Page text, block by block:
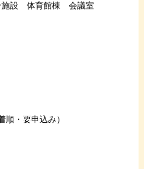
施設 体育館棟 会議室
・要申込み）